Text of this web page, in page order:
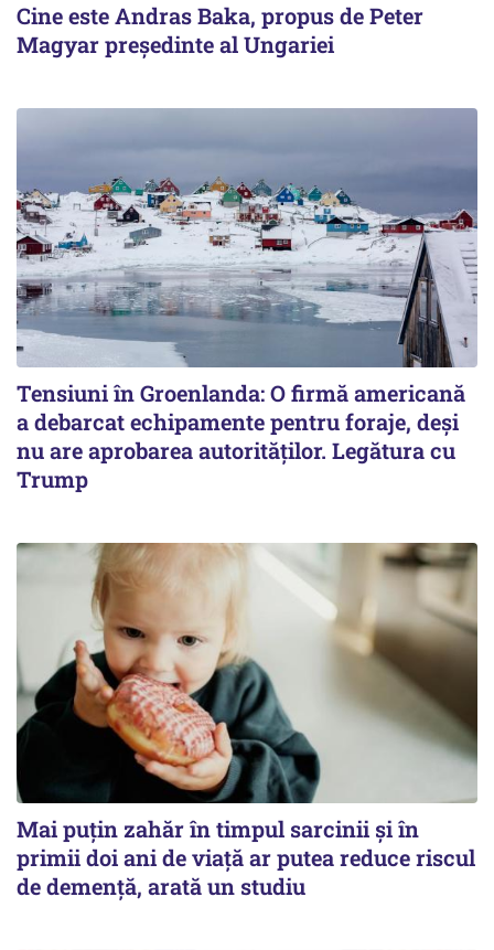
Cine este Andras Baka, propus de Peter
Magyar președinte al Ungariei
Tensiuni în Groenlanda: O firmă americană
a debarcat echipamente pentru foraje, deși
nu are aprobarea autorităților. Legătura cu
Trump
Mai puțin zahăr în timpul sarcinii și în
primii doi ani de viață ar putea reduce riscul
de demență, arată un studiu